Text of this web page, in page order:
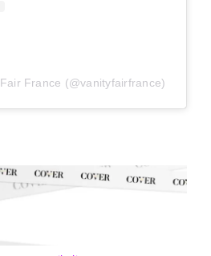
France (@vanityfairfrance)